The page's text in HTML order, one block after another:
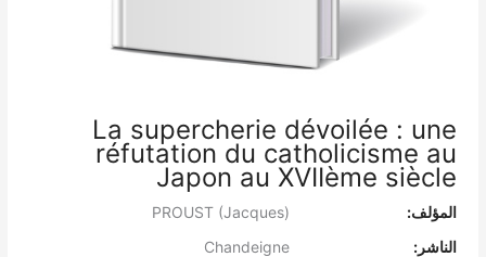
La supercherie dévoilée : une
réfutation du catholicisme au
Japon au XVIIème siècle
المؤلف:
الناشر:
Chandeigne